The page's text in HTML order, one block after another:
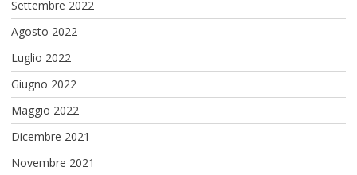
Settembre 2022
Agosto 2022
Luglio 2022
Giugno 2022
Maggio 2022
Dicembre 2021
Novembre 2021